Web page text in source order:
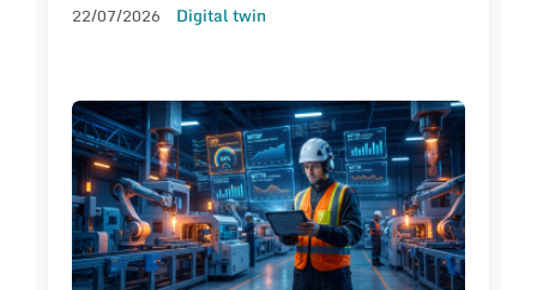
22/07/2026 Digital twin